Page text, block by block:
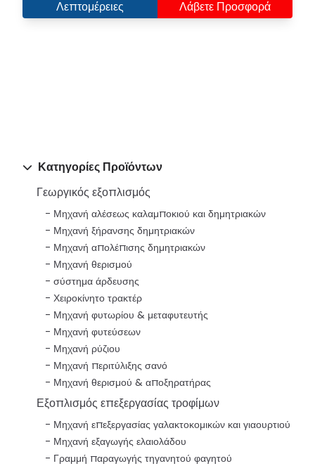
Κατηγορίες Προϊόντων
Γεωργικός εξοπλισμός
Μηχανή αλέσεως καλαμποκιού και δημητριακών
Μηχανή ξήρανσης δημητριακών
Μηχανή απολέπισης δημητριακών
Μηχανή θερισμού
σύστημα άρδευσης
Χειροκίνητο τρακτέρ
Μηχανή φυτωρίου & μεταφυτευτής
Μηχανή φυτεύσεων
Μηχανή ρύζιου
Μηχανή περιτύλιξης σανό
Μηχανή θερισμού & αποξηρατήρας
Εξοπλισμός επεξεργασίας τροφίμων
Μηχανή επεξεργασίας γαλακτοκομικών και γιαουρτιού
Μηχανή εξαγωγής ελαιολάδου
Γραμμή παραγωγής τηγανητού φαγητού
Λεπτομέρειες Λάβετε Προσφορά